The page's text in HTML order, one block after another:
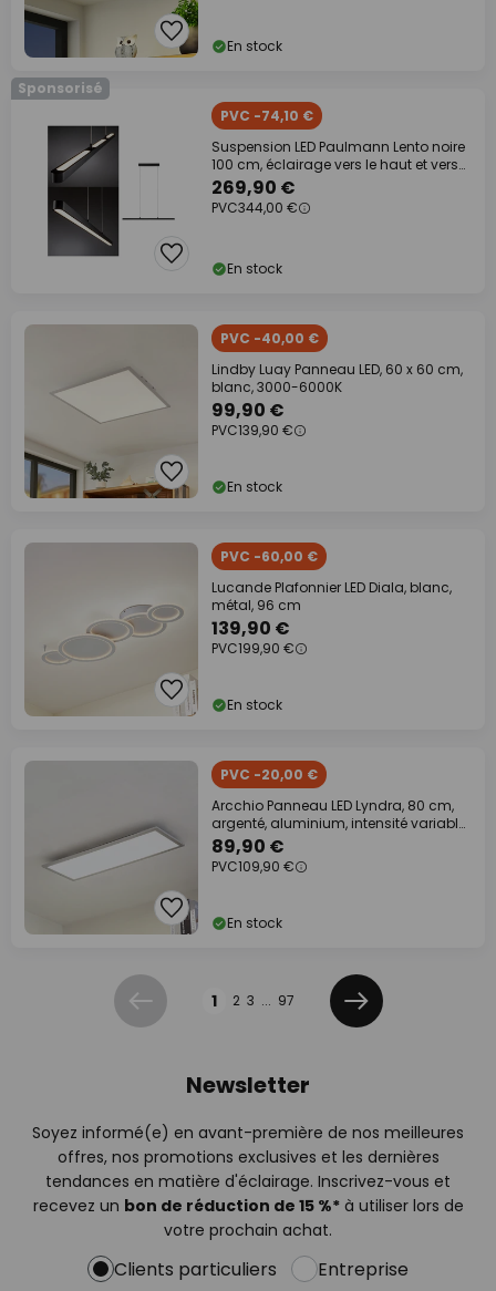
En stock
Sponsorisé
PVC -74,10 €
Suspension LED Paulmann Lento noire
100 cm, éclairage vers le haut et vers
le
269,90 €
PVC344,00 €
En stock
PVC -40,00 €
Lindby Luay Panneau LED, 60 x 60 cm,
blanc, 3000-6000K
99,90 €
PVC139,90 €
En stock
PVC -60,00 €
Lucande Plafonnier LED Diala, blanc,
métal, 96 cm
139,90 €
PVC199,90 €
En stock
PVC -20,00 €
Arcchio Panneau LED Lyndra, 80 cm,
argenté, aluminium, intensité variable,
CCT
89,90 €
PVC109,90 €
En stock
Précédent 1 2 3 ... 97
Suivant
Newsletter
Soyez informé(e) en avant-première de nos meilleures
offres, nos promotions exclusives et les dernières
tendances en matière d'éclairage. Inscrivez-vous et
recevez un bon de réduction de 15 %*à utiliser lors de
votre prochain achat.
Clients particuliers Entreprise